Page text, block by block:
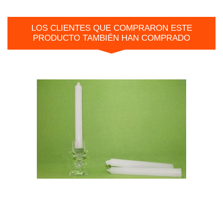
LOS CLIENTES QUE COMPRARON ESTE
PRODUCTO TAMBIÉN HAN COMPRADO